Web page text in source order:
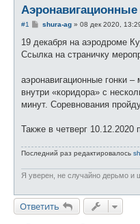
Аэронавигационные
#1
С
о
щ
и
е
shura-ag» 08 дек 2020,
19 декабря на аэродроме
Ссылка на страничку
аэронавигационные гонки
внутри «коридора» с
минут. Соревнования
Также в четверг 10.12.2020
Последний раз редактировалось
Я уверен, не случайно дерьмо и
Ответить